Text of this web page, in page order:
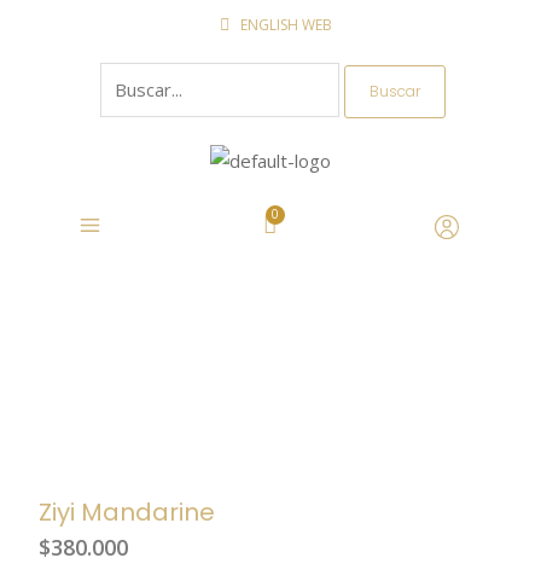
ENGLISH WEB
por:
Ziyi Mandarine
$380.000